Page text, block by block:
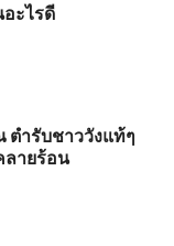
ะไรดี
ตำรับชาววังแท้ๆ
ายร้อน